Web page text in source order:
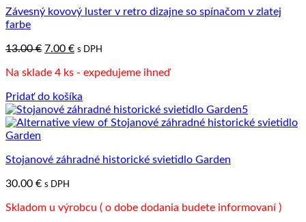
Závesný kovový luster v retro dizajne so spínačom v zlatej
farbe
13.00€ Pôvodná
bola:
7.00 €Aktuálna
je:
s DPH
Na sklade 4 ks - expedujeme ihneď
Pridať do košíka
Stojanové záhradné historické svietidlo Garden
30.00 € s DPH
Skladom u výrobcu ( o dobe dodania budete informovaní )